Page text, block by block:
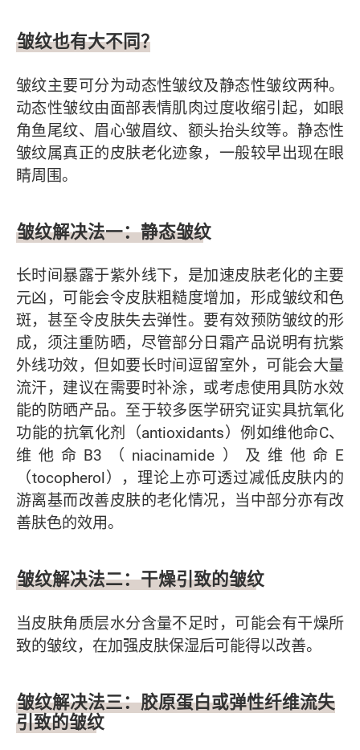
皱纹也有大不同？
皱纹主要可分为动态性皱纹及静态性皱纹两种。
动态性皱纹由面部表情肌肉过度收缩引起，如眼
角鱼尾纹、眉心皱眉纹、额头抬头纹等。静态性
皱纹属真正的皮肤老化迹象，一般较早出现在眼
睛周围。
皱纹解决法一：静态皱纹
长时间暴露于紫外线下，是加速皮肤老化的主要
元凶，可能会令皮肤粗糙度增加，形成皱纹和色
斑，甚至令皮肤失去弹性。要有效预防皱纹的形
成，须注重防晒，尽管部分日霜产品说明有抗紫
外线功效，但如要长时间逗留室外，可能会大量
流汗，建议在需要时补涂，或考虑使用具防水效
能的防晒产品。至于较多医学研究证实具抗氧化
功能的抗氧化剂（antioxidants）例如维他命C、
维他命B3（niacinamide）及维他命E
（tocopherol），理论上亦可透过减低皮肤内的
游离基而改善皮肤的老化情况，当中部分亦有改
善肤色的效用。
皱纹解决法二：干燥引致的皱纹
当皮肤角质层水分含量不足时，可能会有干燥所
致的皱纹，在加强皮肤保湿后可能得以改善。
皱纹解决法三：胶原蛋白或弹性纤维流失
引致的皱纹